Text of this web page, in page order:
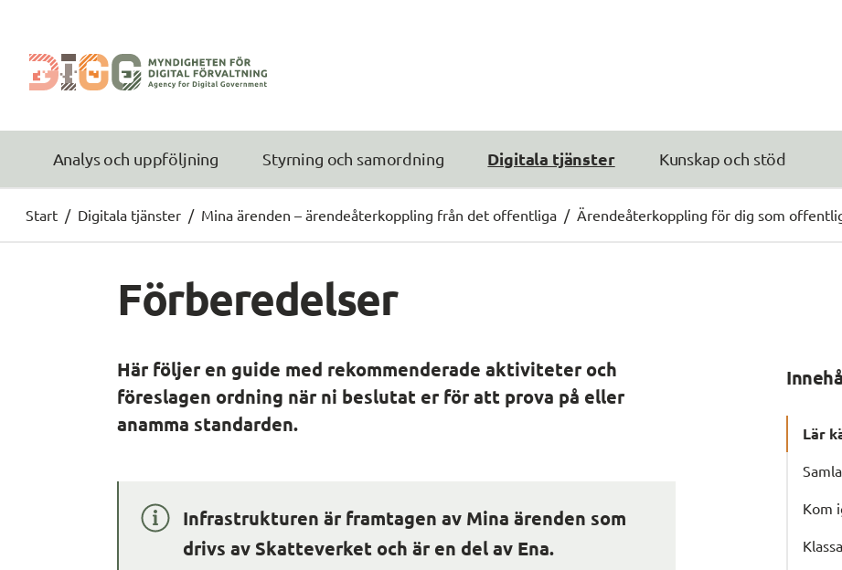
Analys och uppföljning Styrning och samordning Digitala tjänster Kunskap och stöd
Start / Digitala tjänster / Mina ärenden – ärendeåterkoppling från det offentliga / Ärendeåterkoppling för dig som
Förberedelser
Här följer en guide med rekommenderade aktiviteter och
föreslagen ordning när ni beslutat er för att prova på eller
anamma standarden.
Lär
Kom
Infrastrukturen är framtagen av Mina ärenden som
drivs av Skatteverket och är en del av Ena.